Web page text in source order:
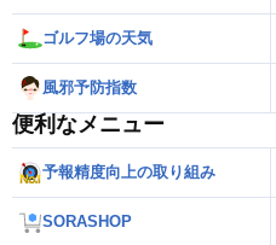
ゴルフ場の天気
風邪予防指数
便利なメニュー
予報精度向上の取り組み
SORASHOP